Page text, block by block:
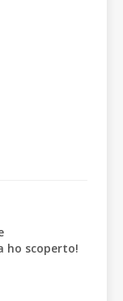
ho scoperto!